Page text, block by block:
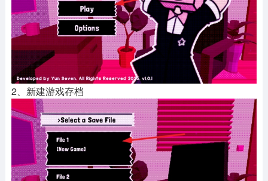
2、新建游戏存档